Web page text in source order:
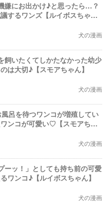
嫌にお出かけ♪と思ったら…？
するワンズ【ルイボスちゃ
犬の漫画
飼いたくてしかたなかった幼少
は大切♪【スモアちゃん】
犬の漫画
風呂を待つワンコが増殖してい
ンコが可愛い♡【スモアちゃ
犬の漫画
ーッ！」としても持ち前の可愛
ワンコ♪【ルイボスちゃん】
犬の漫画